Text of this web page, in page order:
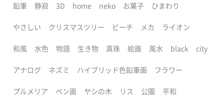
鉛筆 静寂 3D home neko お菓子 ひまわり
やさしい クリスマスツリー ビーチ メカ ライオン
和風 水色 物語 生き物 真珠 絵画 風水 black city
アナログ ネズミ ハイブリッド色鉛筆画 フラワー
プルメリア ペン画 ヤシの木 リス 公園 平和